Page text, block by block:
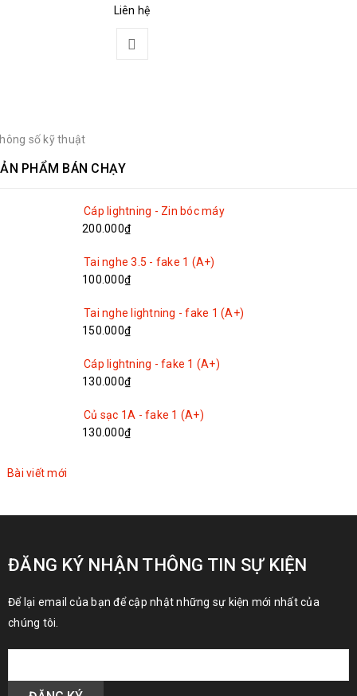
Liên hệ
số kỹ thuật
PHẨM BÁN CHẠY
Cáp lightning - Zin bóc máy
200.000₫
Tai nghe 3.5 - fake 1 (A+)
100.000₫
Tai nghe lightning - fake 1 (A+)
150.000₫
Cáp lightning - fake 1 (A+)
130.000₫
Củ sạc 1A - fake 1 (A+)
130.000₫
Bài viết mới
ĐĂNG KÝ NHẬN THÔNG TIN SỰ KIỆN
Để lại email của bạn để cập nhật những sự kiện mới nhất của
chúng tôi.